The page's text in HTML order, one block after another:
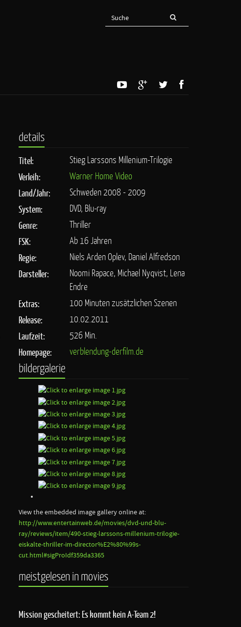
details
Titel:
Stieg Larssons Millenium-Trilogie
Verleih:
Warner Home Video
Land/Jahr:
Schweden 2008 - 2009
System:
DVD, Blu-ray
Genre:
Thriller
FSK:
Ab 16 Jahren
Regie:
Niels Arden Oplev, Daniel Alfredson
Darsteller:
Noomi Rapace, Michael Nyqvist, Lena
Endre
Extras:
100 Minuten zusätzlichen Szenen
Release:
10.02.2011
Laufzeit:
526 Min.
Homepage:
verblendung-derfilm.de
bildergalerie
View the embedded image gallery online at:
http://www.entertainweb.de/movies/dvd-und-blu-
ray/reviews/item/490-stieg-larssons-millenium-trilogie-
eiskalte-thriller-im-director%E2%80%99s-
cut.html#sigProIdf359da3365
meistgelesen in movies
Mission gescheitert: Es kommt kein A-Team 2!